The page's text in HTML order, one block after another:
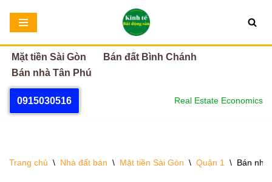
Chuyển
tới
nội
dung
Mặt tiền Sài Gòn
Bán đất Bình Chánh
Bán nhà Tân Phú
0915030516 Real Estate Economics
Trang chủ \ Nhà đất bán \ Mặt tiền Sài Gòn \ Quận 1 \ Bán